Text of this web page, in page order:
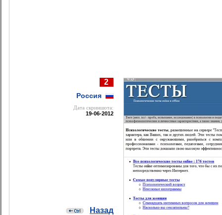
2
Россия
Дата cкриншота:
19-06-2012
Назад